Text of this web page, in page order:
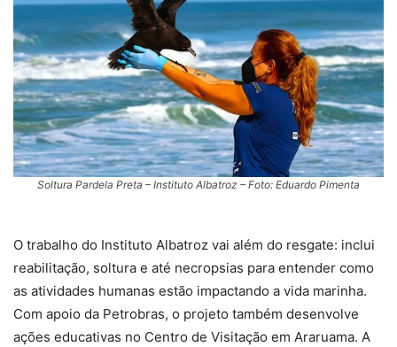
Soltura Pardela Preta – Instituto Albatroz – Foto: Eduardo Pimenta
O trabalho do Instituto Albatroz vai além do resgate: inclui
reabilitação, soltura e até necropsias para entender como
as atividades humanas estão impactando a vida marinha.
Com apoio da Petrobras, o projeto também desenvolve
ações educativas no Centro de Visitação em Araruama. A